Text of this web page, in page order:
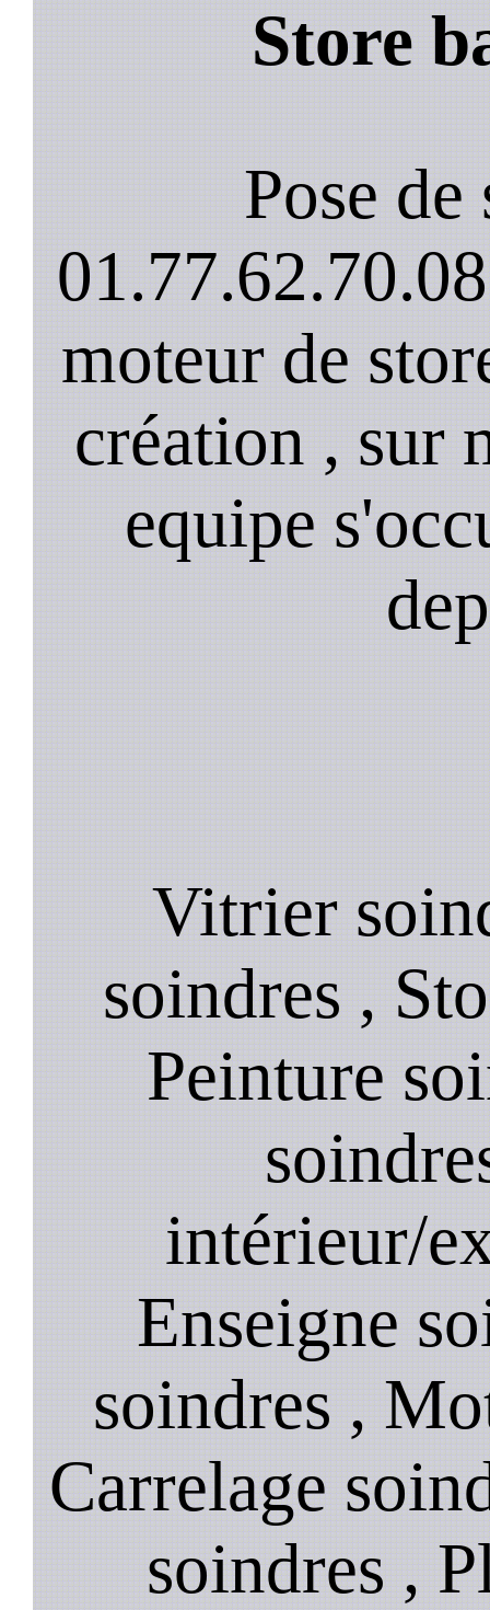
Store
Pose de
moteur de
création , sur
equipe
Vitrier
soindres ,
Peinture
intérieur/
Enseigne
soindres ,
Carrelage
soindres ,